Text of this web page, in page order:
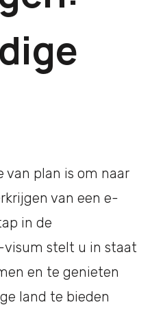
van plan is om naar
van een e-
in de
visum stelt u in staat
en te genieten
land te bieden